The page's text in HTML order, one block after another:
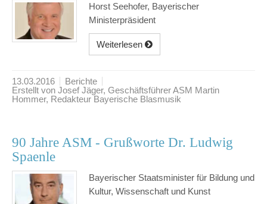
Horst Seehofer, Bayerischer
Ministerpräsident
Weiterlesen
13.03.2016
Berichte
Erstellt von Josef Jäger, Geschäftsführer ASM Martin
Hommer, Redakteur Bayerische Blasmusik
90 Jahre ASM - Grußworte Dr. Ludwig
Spaenle
Bayerischer Staatsminister für Bildung und
Kultur, Wissenschaft und Kunst